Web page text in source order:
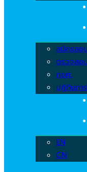
สมัครสอ
ตรวจสอ
กยศ.
ปฏิทินกา
EN
CN